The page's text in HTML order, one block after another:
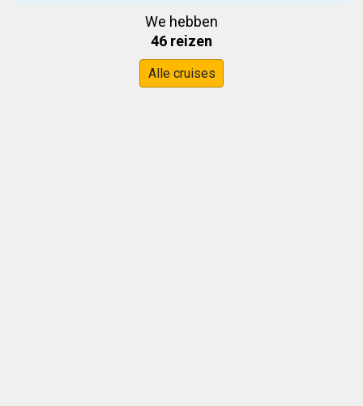
We hebben
46 reizen
Alle cruises